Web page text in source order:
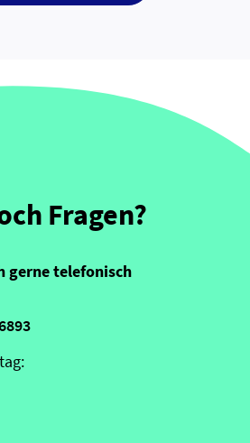
Fragen?
gerne telefonisch